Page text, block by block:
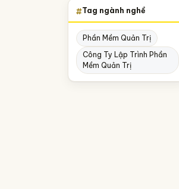
Thái Nguyên
Thanh Hóa
TP. Cần Thơ
Bến Tre
Tag ngành nghề
Phần Mềm Quản Trị
Công Ty Lập Trình Phần
Mềm Quản Trị